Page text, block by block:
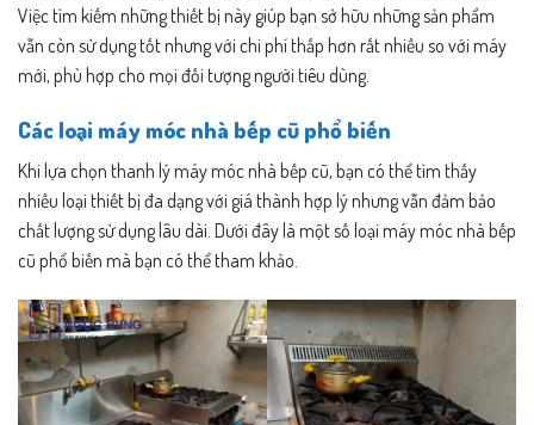
Việc tìm kiếm những thiết bị này giúp bạn sở hữu những sản phẩm
vẫn còn sử dụng tốt nhưng với chi phí thấp hơn rất nhiều so với máy
mới, phù hợp cho mọi đối tượng người tiêu dùng.
Các loại máy móc nhà bếp cũ phổ biến
Khi lựa chọn thanh lý máy móc nhà bếp cũ, bạn có thể tìm thấy
nhiều loại thiết bị đa dạng với giá thành hợp lý nhưng vẫn đảm bảo
chất lượng sử dụng lâu dài. Dưới đây là một số loại máy móc nhà bếp
cũ phổ biến mà bạn có thể tham khảo.